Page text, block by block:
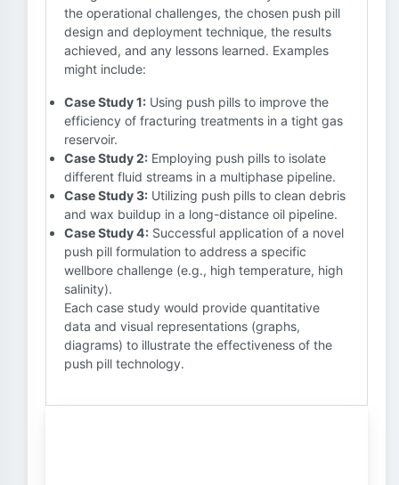
the operational challenges, the chosen push pill
design and deployment technique, the results
achieved, and any lessons learned. Examples
might include:
Case Study 1: Using push pills to improve the
efficiency of fracturing treatments in a tight gas
reservoir.
Case Study 2: Employing push pills to isolate
different fluid streams in a multiphase pipeline.
Case Study 3: Utilizing push pills to clean debris
and wax buildup in a long-distance oil pipeline.
Case Study 4: Successful application of a novel
push pill formulation to address a specific
wellbore challenge (e.g., high temperature, high
salinity).
Each case study would provide quantitative
data and visual representations (graphs,
diagrams) to illustrate the effectiveness of the
push pill technology.